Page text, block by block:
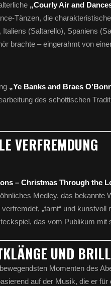
„Courly Air and
Tänzen, die
Italiens (Saltarello), Spaniens
brachte – eingerahmt von
„Ye Banks and Braes
des schottischen
VERFREMDUNG
– Christmas Through the
Medley, das bekannte
„tarnt“ und
das vom Publikum
UND
Momenten des
auf der Musik, die er für